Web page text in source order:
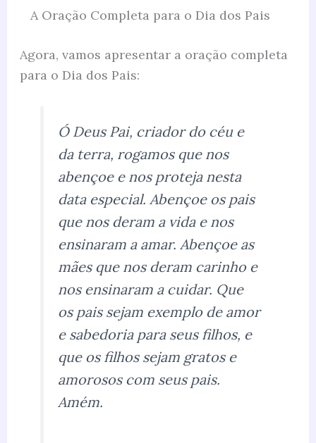
A Oração Completa para o Dia dos Pais
Agora, vamos apresentar a oração completa
para o Dia dos Pais:
Ó Deus Pai, criador do céu e
da terra, rogamos que nos
abençoe e nos proteja nesta
data especial. Abençoe os pais
que nos deram a vida e nos
ensinaram a amar. Abençoe as
mães que nos deram carinho e
nos ensinaram a cuidar. Que
os pais sejam exemplo de amor
e sabedoria para seus filhos, e
que os filhos sejam gratos e
amorosos com seus pais.
Amém.